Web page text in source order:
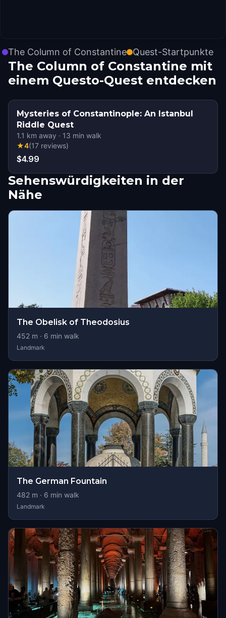
The Column of Constantine Quest-Startpunkte
The Column of Constantine mit
einem Questo-Quest entdecken
Mysteries of Constantinople: An Istanbul
Riddle Quest
1.1 km away · 13 min walk
★4(17 reviews)
$4.99
Sehenswürdigkeiten in der
Nähe
The Obelisk of Theodosius
452 m · 6 min walk
Landmark
The German Fountain
482 m · 6 min walk
Landmark